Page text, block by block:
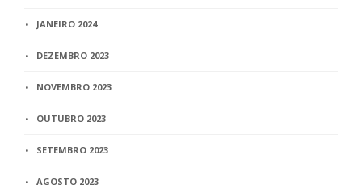
JANEIRO 2024
DEZEMBRO 2023
NOVEMBRO 2023
OUTUBRO 2023
SETEMBRO 2023
AGOSTO 2023